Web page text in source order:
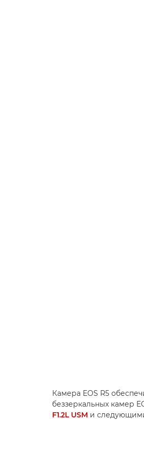
Камера EOS R5
беззеркальных камер
F1.2L USM и